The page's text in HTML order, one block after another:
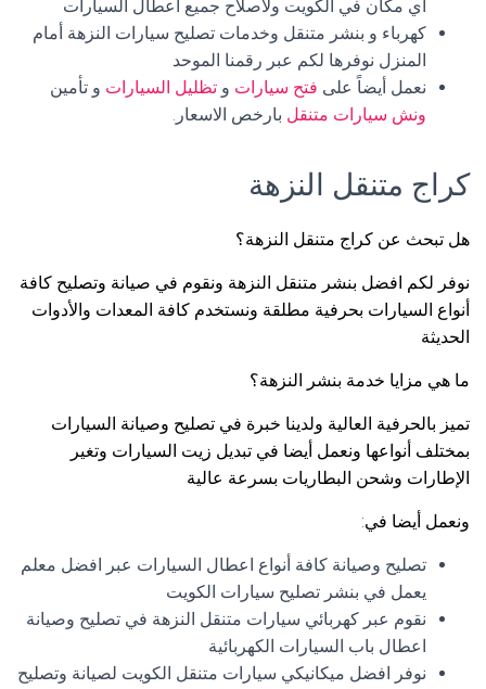
أي مكان في الكويت ولاصلاح جميع اعطال السيارات
كهرباء و بنشر متنقل وخدمات تصليح سيارات النزهة أمام
المنزل نوفرها لكم عبر رقمنا الموحد
نعمل أيضاً على فتح سيارات و تظليل السيارات و تأمين
ونش سيارات متنقل بارخص الاسعار.
كراج متنقل النزهة
هل تبحث عن كراج متنقل النزهة؟
نوفر لكم افضل بنشر متنقل النزهة ونقوم في صيانة وتصليح كافة
أنواع السيارات بحرفية مطلقة ونستخدم كافة المعدات والأدوات
الحديثة
ما هي مزايا خدمة بنشر النزهة؟
تميز بالحرفية العالية ولدينا خبرة في تصليح وصيانة السيارات
بمختلف أنواعها ونعمل أيضا في تبديل زيت السيارات وتغير
الإطارات وشحن البطاريات بسرعة عالية
ونعمل أيضا في:
تصليح وصيانة كافة أنواع اعطال السيارات عبر افضل معلم
يعمل في بنشر تصليح سيارات الكويت
نقوم عبر كهربائي سيارات متنقل النزهة في تصليح وصيانة
اعطال باب السيارات الكهربائية
نوفر افضل ميكانيكي سيارات متنقل الكويت لصيانة وتصليح